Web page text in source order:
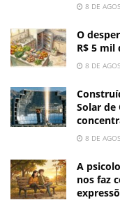
8 DE
O
R$ 5
8 DE
Solar de
8 DE
A
nos faz